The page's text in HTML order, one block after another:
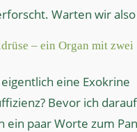
Warten wir
– ein Organ mit zwei
eine Exokrine
Bevor ich darauf
ein paar Worte zum